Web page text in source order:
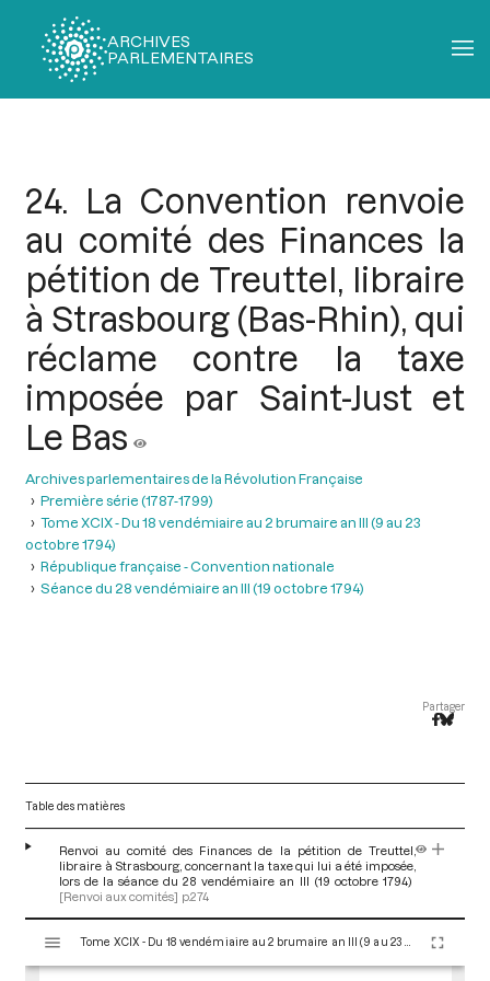
ARCHIVES
PARLEMENTAIRES
24. La Convention renvoie
au comité des Finances la
pétition de Treuttel, libraire
à Strasbourg (Bas-Rhin), qui
réclame contre la taxe
imposée par Saint-Just et
Le Bas
Archives parlementaires de la Révolution Française
Première série (1787-1799)
Tome XCIX - Du 18 vendémiaire au 2 brumaire an III (9 au 23
octobre 1794)
République française - Convention nationale
Séance du 28 vendémiaire an III (19 octobre 1794)
Partager
Table des matières
Renvoi au comité des Finances de la pétition de Treuttel,
libraire à Strasbourg, concernant la taxe qui lui a été imposée,
lors de la séance du 28 vendémiaire an III (19 octobre 1794)
[Renvoi aux comités] p.274
s